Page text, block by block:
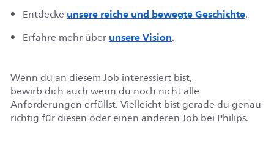
Entdeckeunsere reiche und bewegte Geschichte.
Erfahre mehr überunsere Vision.
Wenn du an diesem Job interessiert bist,
bewirbdichauch wenn du noch nicht alle
Anforderungen erfüllst. Vielleicht bist gerade du genau
richtig für diesen oder einen anderen Job bei Philips.